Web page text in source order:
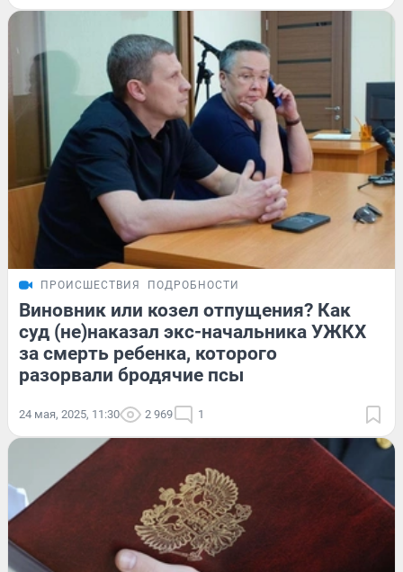
ПРОИСШЕСТВИЯ ПОДРОБНОСТИ
Виновник или козел отпущения? Как
суд (не)наказал экс-начальника УЖКХ
за смерть ребенка, которого
разорвали бродячие псы
24 мая, 2025, 11:30 2 969 1